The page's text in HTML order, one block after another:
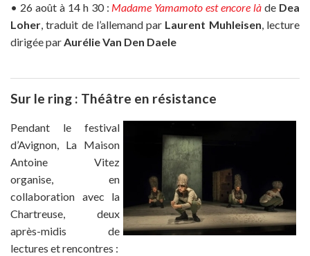
• 26 août à 14 h 30 : Madame Yamamoto est encore là de Dea
Loher, traduit de l’allemand par Laurent Muhleisen, lecture
dirigée parAurélie Van Den Daele
Sur le ring : Théâtre en résistance
Pendant le festival
d’Avignon, La Maison
Antoine Vitez
organise, en
collaboration avec la
Chartreuse, deux
après-midis de
lectures et rencontres :